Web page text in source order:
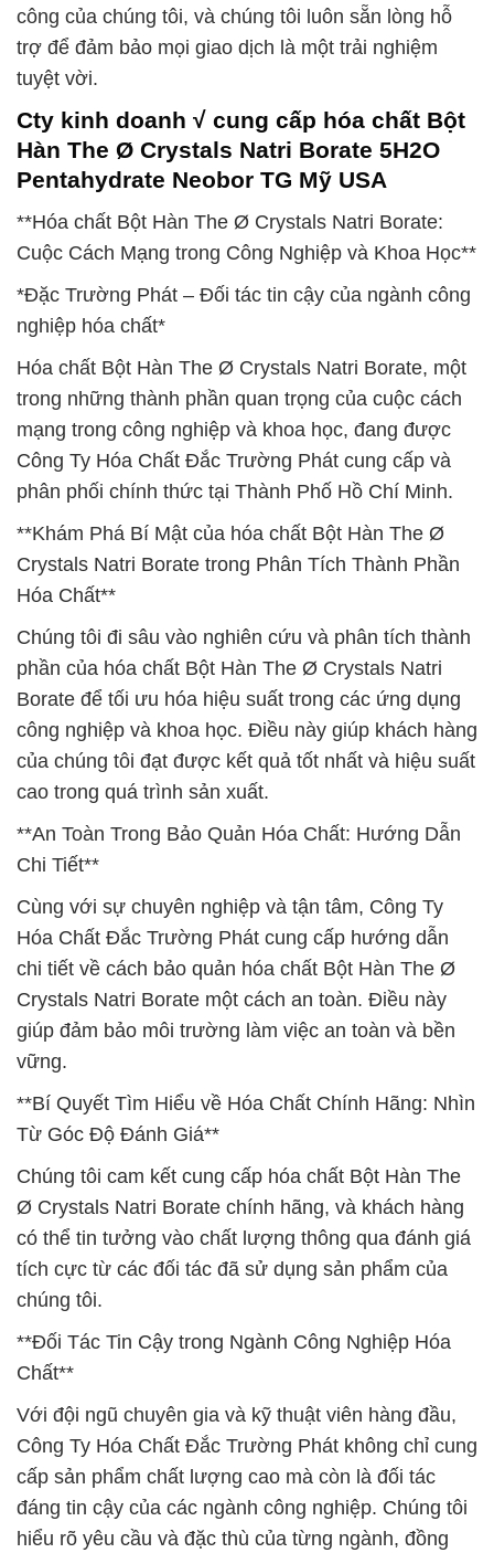
công của chúng tôi, và chúng tôi luôn sẵn lòng hỗ
trợ để đảm bảo mọi giao dịch là một trải nghiệm
tuyệt vời.
Cty kinh doanh √ cung cấp hóa chất Bột
Hàn The Ø Crystals Natri Borate 5H2O
Pentahydrate Neobor TG Mỹ USA
**Hóa chất Bột Hàn The Ø Crystals Natri Borate:
Cuộc Cách Mạng trong Công Nghiệp và Khoa Học**
*Đặc Trường Phát – Đối tác tin cậy của ngành công
nghiệp hóa chất*
Hóa chất Bột Hàn The Ø Crystals Natri Borate, một
trong những thành phần quan trọng của cuộc cách
mạng trong công nghiệp và khoa học, đang được
Công Ty Hóa Chất Đắc Trường Phát cung cấp và
phân phối chính thức tại Thành Phố Hồ Chí Minh.
**Khám Phá Bí Mật của hóa chất Bột Hàn The Ø
Crystals Natri Borate trong Phân Tích Thành Phần
Hóa Chất**
Chúng tôi đi sâu vào nghiên cứu và phân tích thành
phần của hóa chất Bột Hàn The Ø Crystals Natri
Borate để tối ưu hóa hiệu suất trong các ứng dụng
công nghiệp và khoa học. Điều này giúp khách hàng
của chúng tôi đạt được kết quả tốt nhất và hiệu suất
cao trong quá trình sản xuất.
**An Toàn Trong Bảo Quản Hóa Chất: Hướng Dẫn
Chi Tiết**
Cùng với sự chuyên nghiệp và tận tâm, Công Ty
Hóa Chất Đắc Trường Phát cung cấp hướng dẫn
chi tiết về cách bảo quản hóa chất Bột Hàn The Ø
Crystals Natri Borate một cách an toàn. Điều này
giúp đảm bảo môi trường làm việc an toàn và bền
vững.
**Bí Quyết Tìm Hiểu về Hóa Chất Chính Hãng: Nhìn
Từ Góc Độ Đánh Giá**
Chúng tôi cam kết cung cấp hóa chất Bột Hàn The
Ø Crystals Natri Borate chính hãng, và khách hàng
có thể tin tưởng vào chất lượng thông qua đánh giá
tích cực từ các đối tác đã sử dụng sản phẩm của
chúng tôi.
**Đối Tác Tin Cậy trong Ngành Công Nghiệp Hóa
Chất**
Với đội ngũ chuyên gia và kỹ thuật viên hàng đầu,
Công Ty Hóa Chất Đắc Trường Phát không chỉ cung
cấp sản phẩm chất lượng cao mà còn là đối tác
đáng tin cậy của các ngành công nghiệp. Chúng tôi
hiểu rõ yêu cầu và đặc thù của từng ngành, đồng